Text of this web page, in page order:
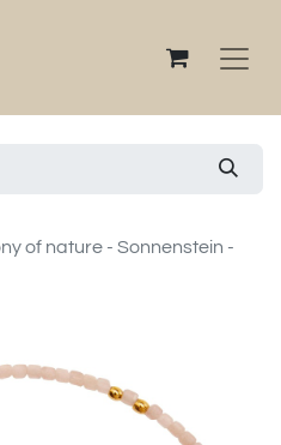
of nature - Sonnenstein -